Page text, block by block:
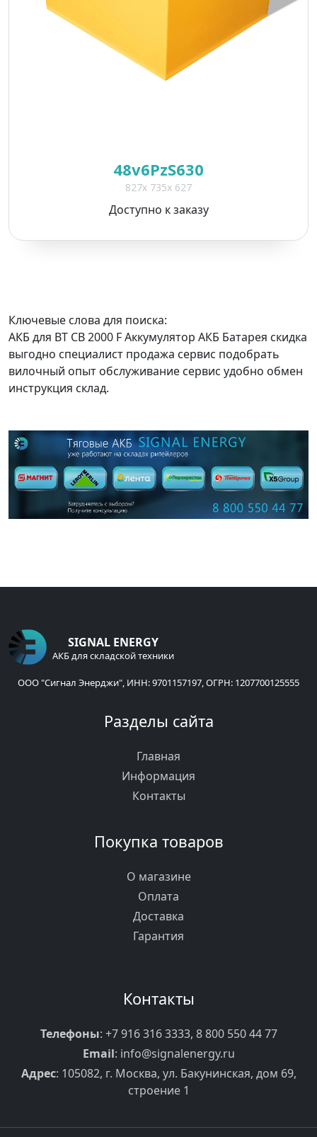
48v6PzS630
827x 735x 627
Доступно к заказу
Ключевые слова для поиска:
АКБ для BT CB 2000 F Аккумулятор АКБ Батарея скидка
выгодно специалист продажа сервис подобрать
вилочный опыт обслуживание сервис удобно обмен
инструкция склад.
SIGNAL ENERGY
АКБ для складской техники
ООО "Сигнал Энерджи", ИНН: 9701157197, ОГРН: 1207700125555
Разделы сайта
Главная
Информация
Контакты
Покупка товаров
О магазине
Оплата
Доставка
Гарантия
Контакты
Телефоны: +7 916 316 3333, 8 800 550 44 77
Email: info@signalenergy.ru
Адрес: 105082, г. Москва, ул. Бакунинская, дом 69,
строение 1